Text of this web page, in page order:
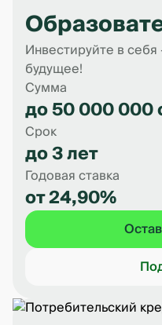
Инвестируйте в
будущее!
Сумма
до 50 000 000
Срок
до 3 лет
Годовая ставка
от 24,90%